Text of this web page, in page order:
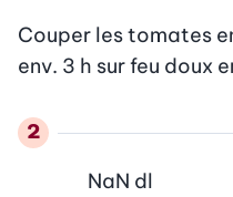
Couper les tomates
env. 3 h sur feu doux
NaN dl